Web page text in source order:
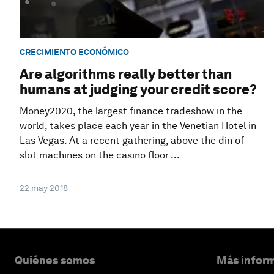
CRECIMIENTO ECONÓMICO
Are algorithms really better than
humans at judging your credit score?
Money2020, the largest finance tradeshow in the
world, takes place each year in the Venetian Hotel in
Las Vegas. At a recent gathering, above the din of
slot machines on the casino floor ...
22 may 2018
Quiénes somos Más